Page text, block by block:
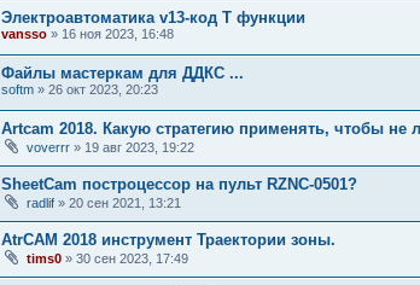
Электроавтоматика v13-код Т функции
vansso » 16 ноя 2023, 16:48
Файлы мастеркам для ДДКС ...
softm » 26 окт 2023, 20:23
Artcam 2018. Какую стратегию применять, чтобы не
voverrr » 19 авг 2023, 19:22
SheetCam построцессор на пульт RZNC-0501?
radlif » 20 сен 2021, 13:21
AtrCAM 2018 инструмент Траектории зоны.
tims0 » 30 сен 2023, 17:49